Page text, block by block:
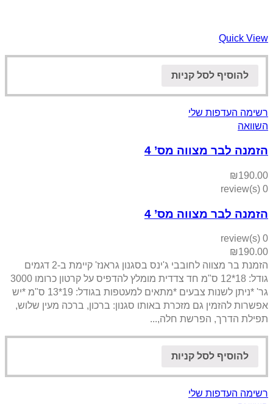
Quick View
להוסיף לסל קניות
רשימה העדפות שלי
השוואה
הזמנה לבר מצווה מס’ 4
₪190.00
0 review(s)
הזמנה לבר מצווה מס’ 4
0 review(s)
₪190.00
הזמנת בר מצווה לחובבי ג'ינס בסגנון גראנז' קיימת ב-2 דגמים
גודל: 18*12 ס"מ חד צדדית מומלץ להדפיס על קרטון כרומו 3000
גר' *ניתן לשנות צבעים *מתאים למעטפות בגודל: 19*13 ס"מ *יש
אפשרות להזמין גם מזכרת באותו סגנון: ברכון, ברכה מעין שלוש,
תפילת הדרך, הפרשת חלה,...
להוסיף לסל קניות
רשימה העדפות שלי